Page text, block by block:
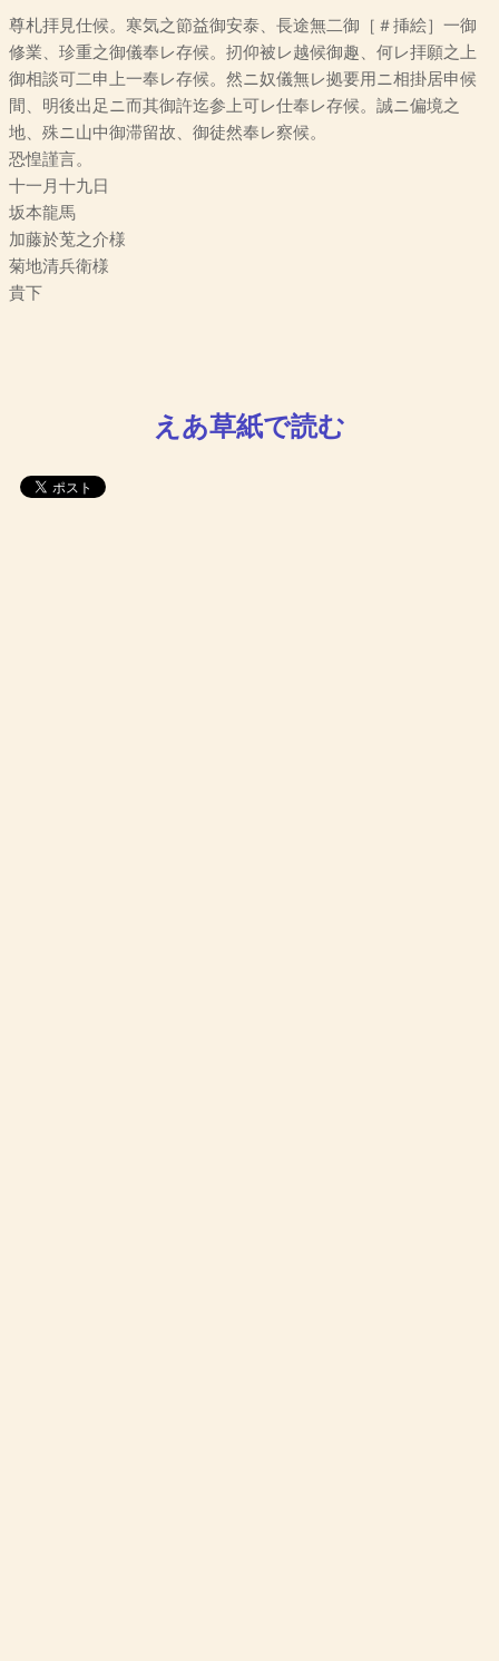
尊札拝見仕候。寒気之節益御安泰、長途無二御［＃挿絵］一御
修業、珍重之御儀奉レ存候。扨仰被レ越候御趣、何レ拝願之上
御相談可二申上一奉レ存候。然ニ奴儀無レ拠要用ニ相掛居申候
間、明後出足ニ而其御許迄参上可レ仕奉レ存候。誠ニ偏境之
地、殊ニ山中御滞留故、御徒然奉レ察候。
恐惶謹言。
十一月十九日
坂本龍馬
加藤於莵之介様
菊地清兵衛様
貴下
えあ草紙で読む